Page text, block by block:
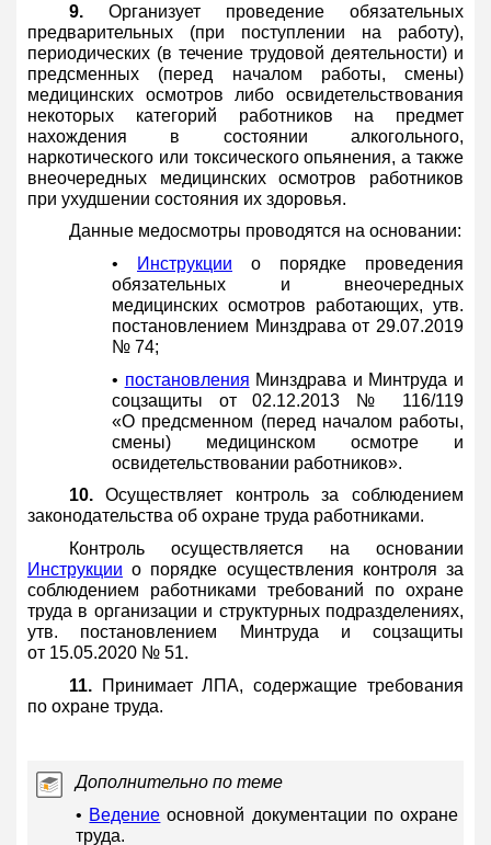
9.Организует проведение обязательных
предварительных (при поступлении на работу),
периодических (в течение трудовой деятельности) и
предсменных (перед началом работы, смены)
медицинских осмотров либо освидетельствования
некоторых категорий работников на предмет
нахождения в состоянии алкогольного,
наркотического или токсического опьянения, а также
внеочередных медицинских осмотров работников
при ухудшении состояния их здоровья.
Данные медосмотры проводятся на основании:
•
Инструкции о порядке проведения
обязательных и внеочередных
медицинских осмотров работающих, утв.
постановлением Минздрава от 29.07.2019
№ 74;
• постановления Минздрава и Минтруда и
соцзащиты от 02.12.2013 № 116/119
«О предсменном (перед началом работы,
смены) медицинском осмотре и
освидетельствовании работников».
10.Осуществляет контроль за соблюдением
законодательства об охране труда работниками.
Контроль осуществляется на основании
Инструкции о порядке осуществления контроля за
соблюдением работниками требований по охране
труда в организации и структурных подразделениях,
утв. постановлением Минтруда и соцзащиты
от 15.05.2020 № 51.
11.Принимает ЛПА, содержащие требования
по охране труда.
Дополнительно по теме
• Ведение основной документации по охране
труда.